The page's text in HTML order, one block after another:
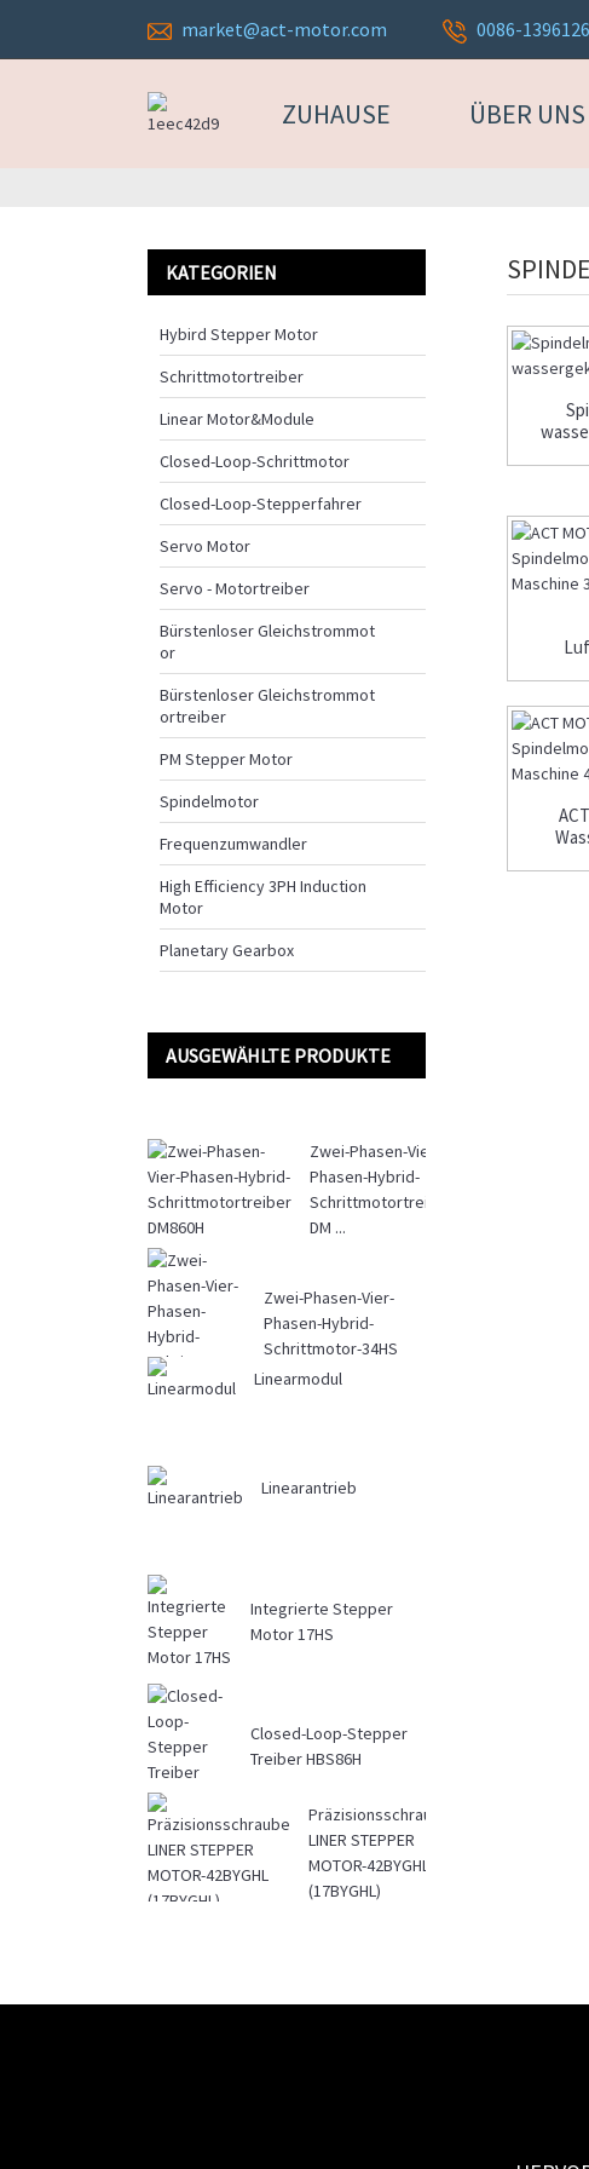
market@act-motor.com 0086-
ZUHAUSE ÜBER UNS
KATEGORIEN
Hybird Stepper Motor
Schrittmotortreiber
Linear Motor&Module
Closed-Loop-Schrittmotor
Closed-Loop-Stepperfahrer
Servo Motor
Servo - Motortreiber
Bürstenloser Gleichstrommot
or
Bürstenloser Gleichstrommot
ortreiber
PM Stepper Motor
Spindelmotor
Frequenzumwandler
High Efficiency 3PH Induction
Motor
Planetary Gearbox
AUSGEWÄHLTE PRODUKTE
Zwei-Phasen-Vier-
Phasen-Hybrid-
Schrittmotortreiber
DM ...
Zwei-Phasen-Vier-
Phasen-Hybrid-
Schrittmotor-34HS
Linearmodul
Linearantrieb
Integrierte Stepper
Motor 17HS
Closed-Loop-Stepper
Treiber HBS86H
Präzisionsschraube
LINER STEPPER
MOTOR-42BYGHL
(17BYGHL)